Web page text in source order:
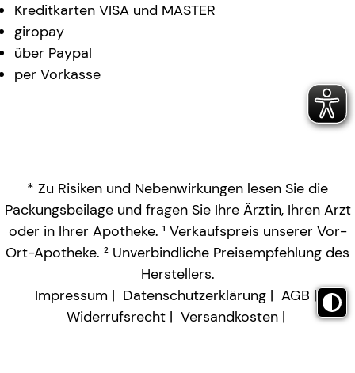
Kreditkarten VISA und MASTER
giropay
über Paypal
per Vorkasse
* Zu Risiken und Nebenwirkungen lesen Sie die
Packungsbeilage und fragen Sie Ihre Ärztin, Ihren Arzt
oder in Ihrer Apotheke. ¹ Verkaufspreis unserer Vor-
Ort-Apotheke. ² Unverbindliche Preisempfehlung des
Herstellers.
Impressum
Datenschutzerklärung
AGB
Widerrufsrecht
Versandkosten